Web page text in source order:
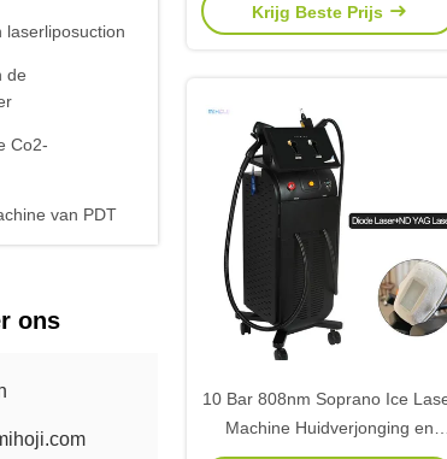
laserliposuction
de
Co2-
van PDT
ons
Krijg Beste Prijs
10 Bar 808nm Soprano Ice
Machine Huidverjonging en